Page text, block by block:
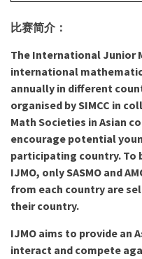
比赛简介：
The International Junior
international
annually in different
organised by SIMCC in
Math Societies in Asian
encourage potential
participating country. To
IJMO, only SASMO and
from each country are
their country.
IJMO aims to provide an
interact and compete